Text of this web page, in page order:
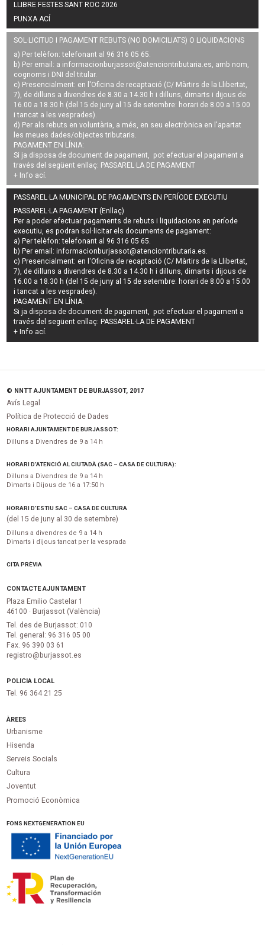
LLIBRE FESTES SANT ROC 2026
PUNXA ACÍ
SOL·LICITUD I PAGAMENT REBUTS (NO DOMICILIATS) O LIQUIDACIONS
a) Per telèfon: telefonant al 96 316 05 65.
b) Per email: a informacionburjassot@atenciontributaria.es, amb nom,
cognoms i DNI del titular.
c) Presencialment: en l'Oficina de recaptació (C/ Màrtirs de la Llibertat,
7), de dilluns a divendres de 8.30 a 14.30 h i dilluns, dimarts i dijous de
16.00 a 18.30 h (del 15 de juny al 15 de setembre: horari de 8.00 a 15.00
i tancat a les vesprades).
d) Per als rebuts en voluntària, a més, en seu electrònica en l'apartat
les meues dades/objectes tributaris.
PAGAMENT EN LÍNIA:
Si ja disposa de document de pagament, pot efectuar el pagament a
través del següent enllaç: PASSAREL·LA DE PAGAMENT
+ Info ací.
PASSAREL·LA MUNICIPAL DE PAGAMENTS EN PERÍODE EXECUTIU
PASSAREL·LA PAGAMENT (Enllaç)
Per a poder efectuar pagaments derebuts i liquidacions en període
executiu, es podran sol·licitar els documents de pagament:
a) Per telèfon: telefonant al 96 316 05 65.
b) Per email:informacionburjassot@atenciontributaria.es.
c) Presencialment: en l'Oficina de recaptació (C/ Màrtirs de la Llibertat,
7), de dilluns a divendres de 8.30 a 14.30 h i dilluns, dimarts i dijous de
16.00 a 18.30 h (del 15 de juny al 15 de setembre: horari de 8.00 a 15.00
i tancat a les vesprades).
PAGAMENT EN LÍNIA:
Si ja disposa de document de pagament, pot efectuar el pagament a
través del següent enllaç: PASSAREL·LA DE PAGAMENT
+ Info ací.
© NNTT AJUNTAMENT DE BURJASSOT, 2017
Avís Legal
Política de Protecció de Dades
HORARI AJUNTAMENT DE BURJASSOT:
Dilluns a Divendres de 9 a 14 h
HORARI D’ATENCIÓ AL CIUTADÀ (SAC – CASA DE CULTURA):
Dilluns a Divendres de 9 a 14 h
Dimarts i Dijous de 16 a 17:50 h
HORARI D’ESTIU SAC – CASA DE CULTURA
(del 15 de juny al 30 de setembre)
Dilluns a divendres de 9 a 14 h
Dimarts i dijous tancat per la vesprada
CITA PRÈVIA
CONTACTE AJUNTAMENT
Plaza Emilio Castelar 1
46100 · Burjassot (València)
Tel. des de Burjassot: 010
Tel. general: 96 316 05 00
Fax. 96 390 03 61
registro@burjassot.es
POLICIA LOCAL
Tel. 96 364 21 25
ÀREES
Urbanisme
Hisenda
Serveis Socials
Cultura
Joventut
Promoció Econòmica
FONS NEXTGENERATION EU